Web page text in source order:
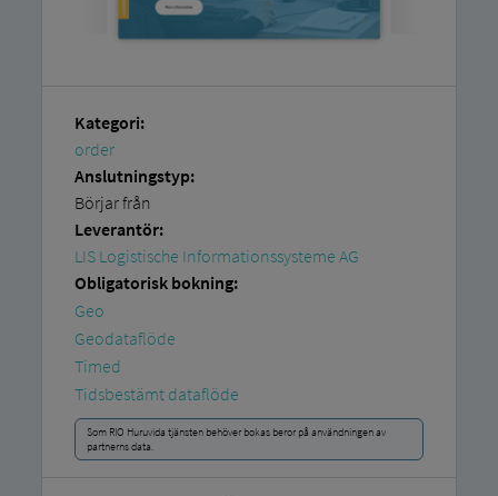
Kategori:
order
Anslutningstyp:
Börjar från
Leverantör:
LIS Logistische Informationssysteme AG
Obligatorisk bokning:
Geo
Geodataflöde
Timed
Tidsbestämt dataflöde
Som RIO Huruvida tjänsten behöver bokas beror på användningen av
partnerns data.